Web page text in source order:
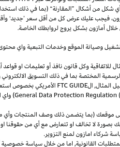
شكل منأشكال ”المقارنة“
(بمافيذلك
فيجبعليكعرض كل منأقلسعر ’جديد‘
أمازون بشكل يروج لروابطك الخاصة.
وصيانة الموقع وخدمات التبعية واي
وكل قانون نافذ أو تعليمات او قواعد
المختصة بما في ذلك التسويق
المثال, الFTC GUIDE الأمريكي بخصوص
General Data Protection Regulation
)
موقعك (بما يتضمن ذلك وصف المنتجات وأي
لا تخالف او تتعارض مع أي من حقوقنا
شركاء امازون لمنع التزوير.
القانونية, اما من خلال سياسة خصوصية